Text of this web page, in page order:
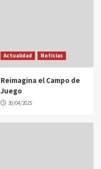
Actualidad Noticias
Reimagina el Campo de
Juego
30/04/2025